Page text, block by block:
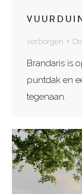
verborgen
Brandaris is
puntdak en
tegenaan.